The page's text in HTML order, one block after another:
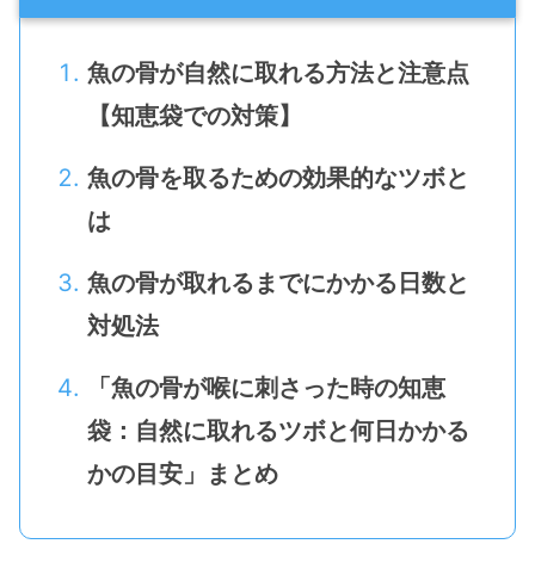
魚の骨が自然に取れる方法と注意点
【知恵袋での対策】
魚の骨を取るための効果的なツボと
は
魚の骨が取れるまでにかかる日数と
対処法
「魚の骨が喉に刺さった時の知恵
袋：自然に取れるツボと何日かかる
かの目安」まとめ